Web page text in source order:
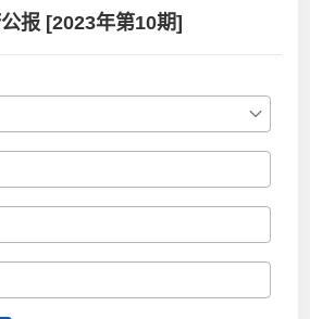
报 [2023年第10期]